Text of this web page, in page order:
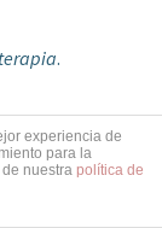
.
(1st ed.).
experiencia de
para la
nuestra política de